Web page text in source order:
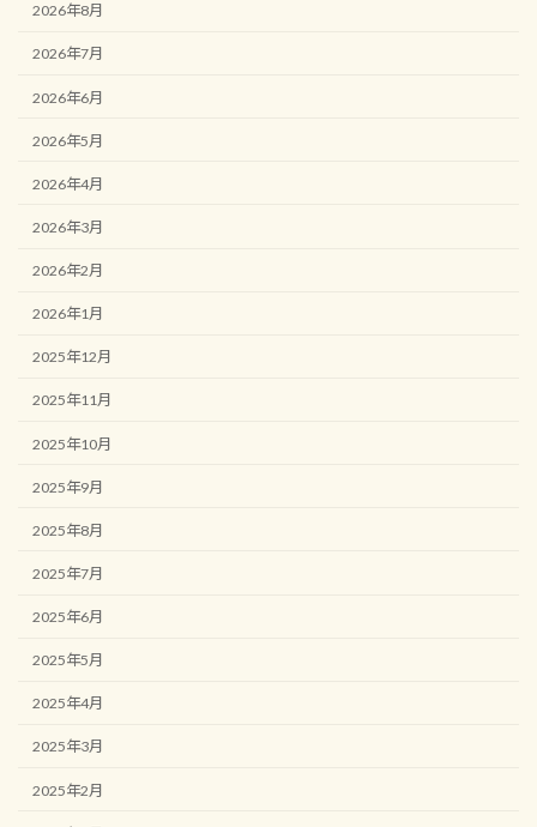
2026年8月
2026年7月
2026年6月
2026年5月
2026年4月
2026年3月
2026年2月
2026年1月
2025年12月
2025年11月
2025年10月
2025年9月
2025年8月
2025年7月
2025年6月
2025年5月
2025年4月
2025年3月
2025年2月